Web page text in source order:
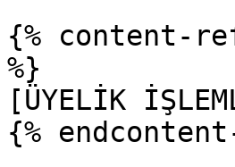
{% content-ref
%}
[ÜYELİK
{%